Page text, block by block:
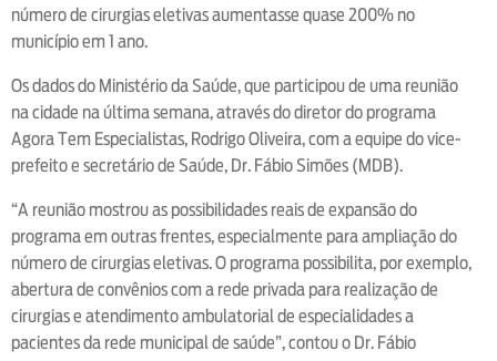
número de cirurgias eletivas aumentasse quase 200% no
município em 1 ano.
Os dados do Ministério da Saúde, que participou de uma reunião
na cidade na última semana, através do diretor do programa
Agora Tem Especialistas, Rodrigo Oliveira, com a equipe do vice-
prefeito e secretário de Saúde, Dr. Fábio Simões (MDB).
“A reunião mostrou as possibilidades reais de expansão do
programa em outras frentes, especialmente para ampliação do
número de cirurgias eletivas. O programa possibilita, por exemplo,
abertura de convênios com a rede privada para realização de
cirurgias e atendimento ambulatorial de especialidades a
pacientes da rede municipal de saúde”, contou o Dr. Fábio